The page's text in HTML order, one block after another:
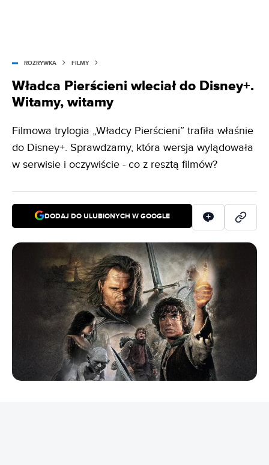
ROZRYWKA FILMY
Władca Pierścieni wleciał do Disney+.
Witamy, witamy
Filmowa trylogia „Władcy Pierścieni” trafiła właśnie
do Disney+. Sprawdzamy, która wersja wylądowała
w serwisie i oczywiście - co z resztą filmów?
DODAJ DO ULUBIONYCH W GOOGLE